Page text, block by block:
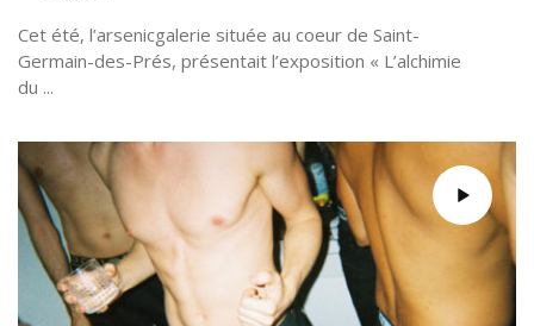
Cet été, l’arsenicgalerie située au coeur de Saint-
Germain-des-Prés, présentait l’exposition « L’alchimie
du ...